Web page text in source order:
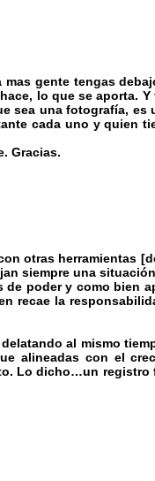
gente tengas
lo que se aporta. Y
sea una fotografía, es
cada uno y quien
Gracias.
otras herramientas
siempre una
de poder y como bien
recae la
al mismo
alineadas con el
Lo dicho…un